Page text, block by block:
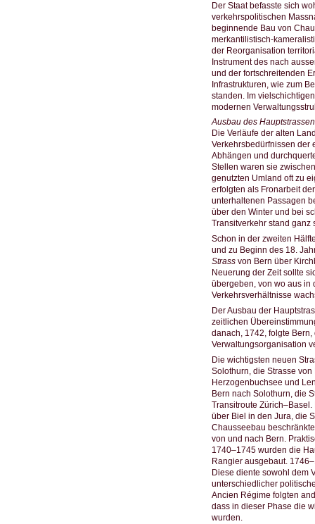
Der Staat befasste sich
verkehrspolitischen
beginnende Bau von
merkantilistisch-
der Reorganisation
Instrument des nach
und der fortschreitenden
Infrastrukturen, wie zum
standen. Im
modernen
Ausbau des
Die Verläufe der alten
Verkehrsbedürfnissen der
Abhängen und
Stellen waren sie
genutzten Umland oft zu
erfolgten als Fronarbeit
unterhaltenen Passagen
über den Winter und bei
Transitverkehr stand ganz
Schon in der zweiten
und zu Beginn des 18.
Strassvon Bern über
Neuerung der Zeit sollte
übergeben, von wo aus in
Verkehrsverhältnisse
Der Ausbau der
zeitlichen
danach, 1742, folgte
Verwaltungsorganisation
Die wichtigsten neuen
Solothurn, die Strasse
Herzogenbuchsee und
Bern nach Solothurn, die
Transitroute
über Biel in den Jura, die
Chausseebau
von und nach Bern.
1740–1745 wurden die
Rangier ausgebaut.
Diese diente sowohl dem
unterschiedlicher
Ancien Régime folgten
dass in dieser Phase die
wurden.